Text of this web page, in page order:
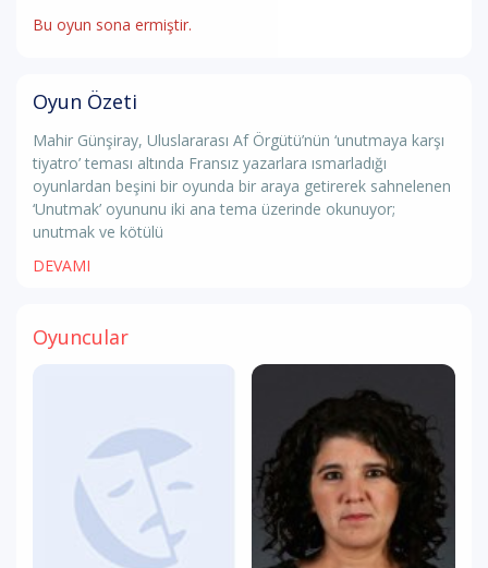
Bu oyun sona ermiştir.
Oyun Özeti
Mahir Günşiray, Uluslararası Af Örgütü’nün ‘unutmaya karşı
tiyatro’ teması altında Fransız yazarlara ısmarladığı
oyunlardan beşini bir oyunda bir araya getirerek sahnelenen
‘Unutmak’ oyununu iki ana tema üzerinde okunuyor;
unutmak ve kötülü
DEVAMI
Oyuncular